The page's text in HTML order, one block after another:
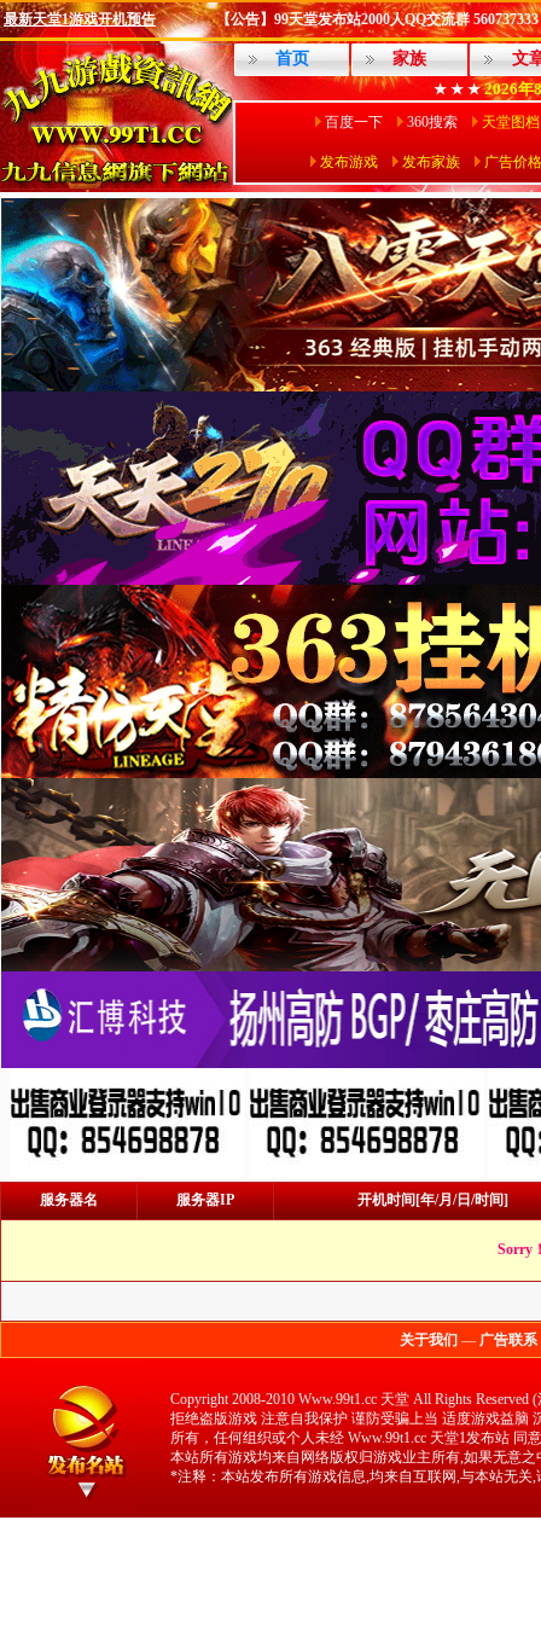
最新天堂1游戏开机预告 【公告】99天堂发布站2000人QQ交流群 560737333
首页 家族 文
★ ★ ★2026年
百度一下 360搜索 天堂图档
发布游戏 发布家族 广告价格
服务器名 服务器IP 开机时间[年/月/日/时间]
Sorry
关于我们 — 广告联系
Copyright 2008-2010 Www.99t1.cc 天堂 All Rights
拒绝盗版游戏 注意自我保护 谨防受骗上当 适度游戏益脑
所有，任何组织或个人未经 Www.99t1.cc 天堂1发布站 同
本站所有游戏均来自网络版权归游戏业主所有,如果无意
*注释：本站发布所有游戏信息,均来自互联网,与本站无